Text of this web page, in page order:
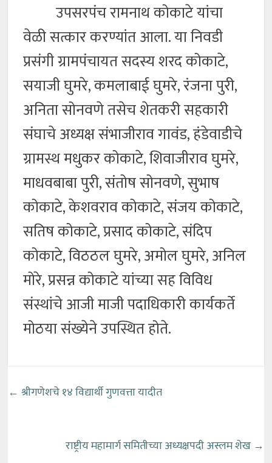
उपसरपंच रामनाथ कोकाटे यांचा
वेळी सत्कार करण्यांत आला. या निवडी
प्रसंगी ग्रामपंचायत सदस्य शरद कोकाटे,
सयाजी घुमरे, कमलाबाई घुमरे, रंजना पुरी,
अनिता सोनवणे तसेच शेतकरी सहकारी
संघाचे अध्यक्ष संभाजीराव गावंड, हंडेवाडीचे
ग्रामस्थ मधुकर कोकाटे, शिवाजीराव घुमरे,
माधवबाबा पुरी, संतोष सोनवणे, सुभाष
कोकाटे, केशवराव कोकाटे, संजय कोकाटे,
सतिष कोकाटे, प्रसाद कोकाटे, संदिप
कोकाटे, विठठल घुमरे, अमोल घुमरे, अनिल
मोरे, प्रसन्न कोकाटे यांच्या सह विविध
संस्थांचे आजी माजी पदाधिकारी कार्यकर्ते
मोठया संख्येने उपस्थित होते.
← श्रीगणेशचे १४ विद्यार्थी गुणवत्ता यादीत
राष्ट्रीय महामार्ग समितीच्या अध्यक्षपदी अस्लम शेख →